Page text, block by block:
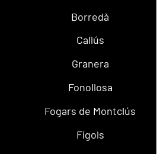
Borredà
Callús
Granera
Fonollosa
Fogars de Montclús
Fígols